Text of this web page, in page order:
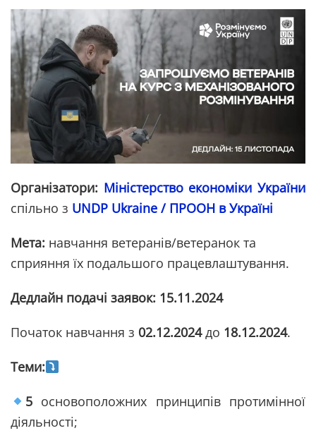
Організатори: Міністерство економіки України
спільно з UNDP Ukraine / ПРООН в Україні
Мета: навчання ветеранів/ветеранок та
сприяння їх подальшого працевлаштування.
Дедлайн подачі заявок: 15.11.2024
Початок навчання з 02.12.2024до 18.12.2024.
Теми:
5основоположних принципів протимінної
діяльності;